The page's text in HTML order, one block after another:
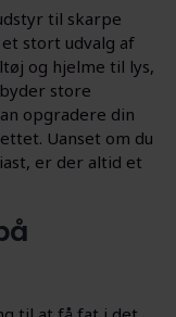
til skarpe
et stort udvalg af
og hjelme til lys,
store
opgradere din
Uanset om du
er der altid et